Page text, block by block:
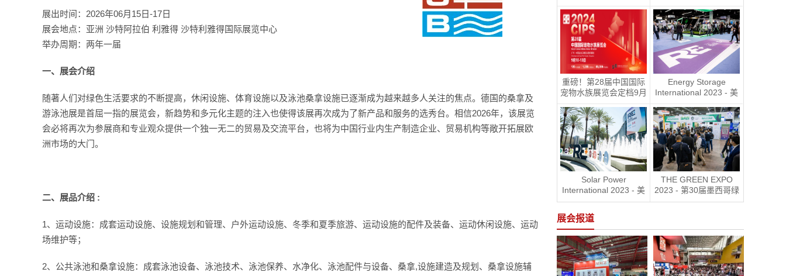
展出时间：2026年06月15日-17日
展会地点：亚洲 沙特阿拉伯 利雅得 沙特利雅得国际展览中心
举办周期：两年一届
一、展会介绍
随著人们对绿色生活要求的不断提高，休闲设施、体育设施以及泳池桑拿设施已逐渐成为越来越多人关注的焦点。德国的桑拿及
游泳池展是首屈一指的展览会，新趋势和多元化主题的注入也使得该展再次成为了新产品和服务的选秀台。相信2026年，该展览
会必将再次为参展商和专业观众提供一个独一无二的贸易及交流平台，也将为中国行业内生产制造企业、贸易机构等敞开拓展欧
洲市场的大门。
二、 展品介绍 :
1、运动设施：成套运动设施、设施规划和管理、户外运动设施、冬季和夏季旅游、运动设施的配件及装备、运动休闲设施、运动
场维护等；
2、公共泳池和桑拿设施：成套泳池设备、泳池技术、泳池保养、水净化、泳池配件与设备、桑拿,设施建造及规划、桑拿设施辅
重磅！第28届中国国际
宠物水族展览会定档9月
Energy Storage
International 2023 - 美
Solar Power
International 2023 - 美
国国际太阳能展RE+
THE GREEN EXPO
2023 - 第30届墨西哥绿
色能源展
展会报道